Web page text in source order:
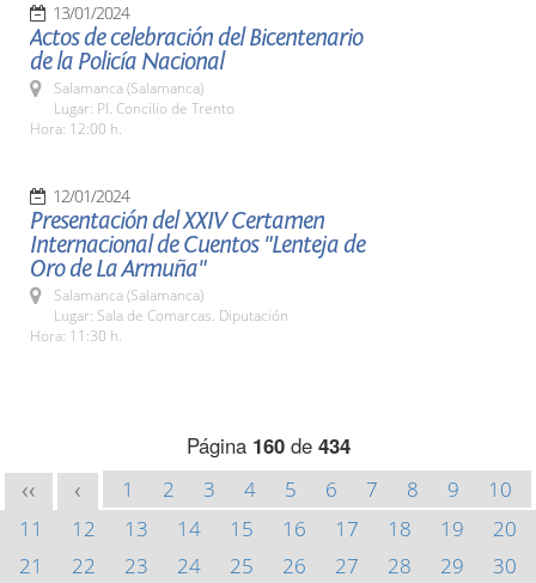
13/01/2024
Actos de celebración del Bicentenario
de la Policía Nacional
Salamanca (Salamanca)
Lugar: Pl. Concilio de Trento
Hora: 12:00 h.
12/01/2024
Presentación del XXIV Certamen
Internacional de Cuentos "Lenteja de
Oro de La Armuña"
Salamanca (Salamanca)
Lugar: Sala de Comarcas. Diputación
Hora: 11:30 h.
Página 160de 434
<< < 1 2 3 4 5 6 7 8 9
10
11
12 13 14 15 16 17 18 19
20
21
22 23 24 25 26 27 28 29
30